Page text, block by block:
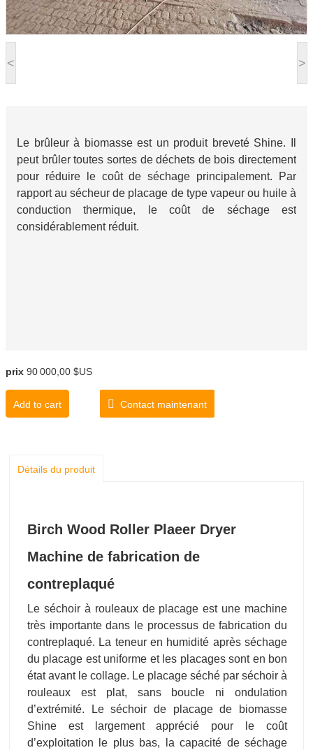
< >
Le brûleur à biomasse est un produit breveté Shine. Il
peut brûler toutes sortes de déchets de bois directement
pour réduire le coût de séchage principalement. Par
rapport au sécheur de placage de type vapeur ou huile à
conduction thermique, le coût de séchage est
considérablement réduit.
prix 90 000,00 $US
Add to cart Contact maintenant
Détails du produit
Birch Wood Roller Plaeer Dryer
Machine de fabrication de
contreplaqué
Le séchoir à rouleaux de placage est une machine
très importante dans le processus de fabrication du
contreplaqué. La teneur en humidité après séchage
du placage est uniforme et les placages sont en bon
état avant le collage. Le placage séché par séchoir à
rouleaux est plat, sans boucle ni ondulation
d’extrémité. Le séchoir de placage de biomasse
Shine est largement apprécié pour le coût
d’exploitation le plus bas, la capacité de séchage